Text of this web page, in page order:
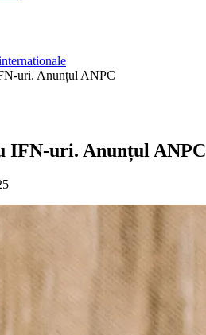
uri. Anunțul ANPC
IFN-uri. Anunțul ANPC